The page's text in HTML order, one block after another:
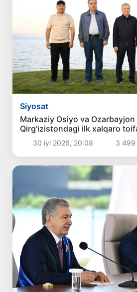
Siyosat
Markaziy Osiyo va
Qirg‘izistondagi ilk xalqaro
klubining ochilish marosimida
30 iyl 2026, 20:08 3 499